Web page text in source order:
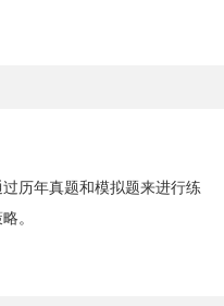
历年真题和模拟题来进行练
。